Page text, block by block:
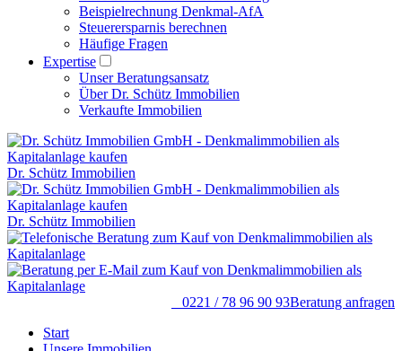
Beispielrechnung Denkmal-AfA
Steuerersparnis berechnen
Häufige Fragen
Expertise
Unser Beratungsansatz
Über Dr. Schütz Immobilien
Verkaufte Immobilien
Dr. Schütz Immobilien
Dr. Schütz Immobilien
0221 / 78 96 90 93Beratung anfragen
Start